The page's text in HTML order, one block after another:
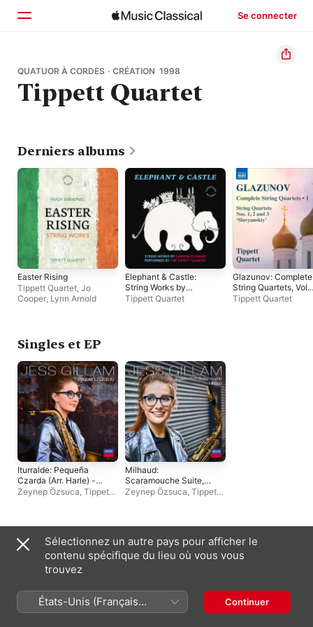
Se connecter
Accueil
Parcourir
QUATUOR À CORDES · CRÉATION 1998
Tippett Quartet
Derniers albums
Easter Rising
Tippett Quartet, Jo
Cooper, Lynn Arnold
Elephant & Castle:
String Works by
Carson Cooman
Tippett Quartet
Glazunov: Complete
String Quartets, Vol.
1
Tippett Quartet
Singles et EP
Iturralde: Pequeña
Czarda (Arr. Harle) -
Single
Zeynep Özsuca, Tippett
Milhaud:
Scaramouche Suite,
op. 165c: 3.
Zeynep Özsuca, Tippett
Compilations
Sélectionnez un autre pays pour afficher le
contenu spécifique du lieu où vous vous
trouvez
États-Unis (Français
France)
Continuer